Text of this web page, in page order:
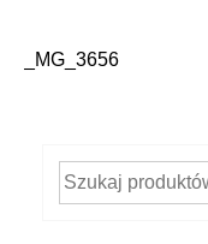
Nawigacja
_MG_3656
Szukaj: